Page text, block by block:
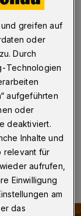
am Mittwoch
über mehrere
Ein im
wurde
greifen auf
oder
Durch
Technologien
aufgeführten
oder
deaktiviert.
Inhalte und
relevant für
aufrufen,
Einwilligung
am
das